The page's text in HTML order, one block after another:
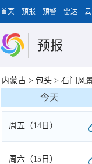
首页 预报 预警 雷达
预报
内蒙古 > 包头 > 石门风
今天
周五（14日）
周六（15日）